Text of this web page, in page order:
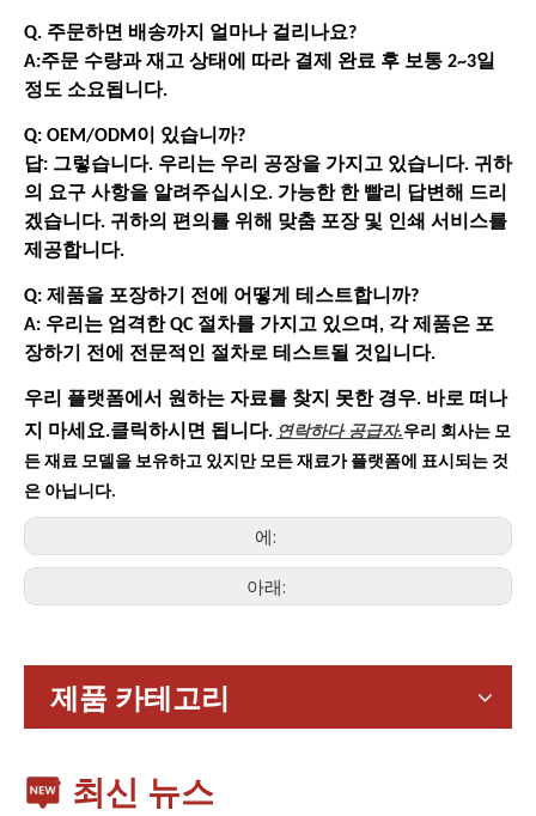
Q. 주문하면 배송까지 얼마나 걸리나요?
A:주문 수량과 재고 상태에 따라 결제 완료 후 보통 2~3일
정도 소요됩니다.
Q: OEM/ODM이 있습니까?
답: 그렇습니다. 우리는 우리 공장을 가지고 있습니다. 귀하
의 요구 사항을 알려주십시오. 가능한 한 빨리 답변해 드리
겠습니다. 귀하의 편의를 위해 맞춤 포장 및 인쇄 서비스를
제공합니다.
Q: 제품을 포장하기 전에 어떻게 테스트합니까?
A: 우리는 엄격한 QC 절차를 가지고 있으며, 각 제품은 포
장하기 전에 전문적인 절차로 테스트될 것입니다.
우리 플랫폼에서 원하는 자료를 찾지 못한 경우. 바로 떠나
지 마세요.클릭하시면 됩니다. 연락하다 공급자.우리 회사는 모
든 재료 모델을 보유하고 있지만 모든 재료가 플랫폼에 표시되는 것
은 아닙니다.
에:
아래:
제품 카테고리
최신 뉴스